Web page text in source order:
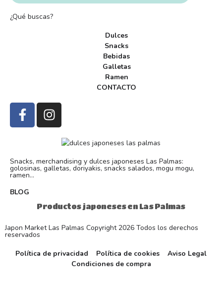
Snacks, merchandising y dulces japoneses Las Palmas:
golosinas, galletas, doriyakis, snacks salados, mogu mogu,
ramen...
BLOG
Productos japoneses en Las Palmas
¿Qué buscas?
Dulces
Snacks
Bebidas
Galletas
Ramen
CONTACTO
Japon Market Las Palmas Copyright 2026 Todos los derechos
reservados
Política de privacidad
Política de cookies
Aviso Legal
Condiciones de compra